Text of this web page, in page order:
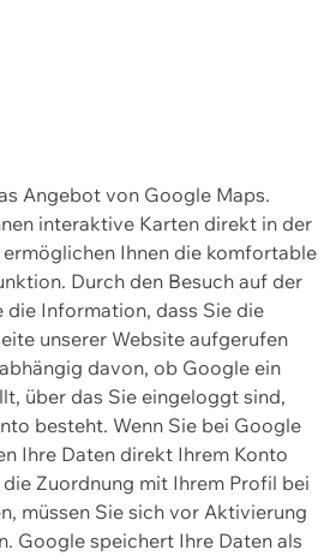
Angebot von Google Maps.
interaktive Karten direkt in der
Ihnen die komfortable
Durch den Besuch auf der
die Information, dass Sie die
unserer Website aufgerufen
davon, ob Google ein
über das Sie eingeloggt sind,
besteht. Wenn Sie bei Google
Ihre Daten direkt Ihrem Konto
Zuordnung mit Ihrem Profil bei
müssen Sie sich vor Aktivierung
Google speichert Ihre Daten als